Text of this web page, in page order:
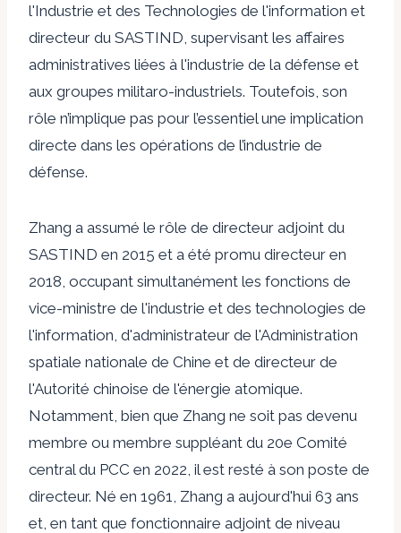
l'Industrie et des Technologies de l'information et
directeur du SASTIND, supervisant les affaires
administratives liées à l'industrie de la défense et
aux groupes militaro-industriels. Toutefois, son
rôle n’implique pas pour l’essentiel une implication
directe dans les opérations de l’industrie de
défense.
Zhang a assumé le rôle de directeur adjoint du
SASTIND en 2015 et a été promu directeur en
2018, occupant simultanément les fonctions de
vice-ministre de l'industrie et des technologies de
l'information, d'administrateur de l'Administration
spatiale nationale de Chine et de directeur de
l'Autorité chinoise de l'énergie atomique.
Notamment, bien que Zhang ne soit pas devenu
membre ou membre suppléant du 20e Comité
central du PCC en 2022, il est resté à son poste de
directeur. Né en 1961, Zhang a aujourd'hui 63 ans
et, en tant que fonctionnaire adjoint de niveau